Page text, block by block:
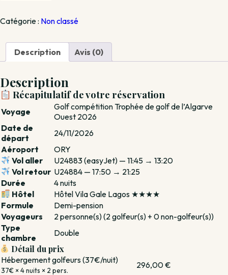
—
compétition
Trophée
golf
de
l’Algarve
Ouest
2026
—
24/11/2026
(Acompte
35%
—
2
pers.)
Catégorie : Non classé
Description Avis (0)
Description
Récapitulatif de votre réservation
Voyage
Golf compétition Trophée de golf de l’Algarve
Ouest 2026
Date de
départ
24/11/2026
Aéroport
ORY
Vol aller
U24883 (easyJet) — 11:45 → 13:20
Vol retour U24884 — 17:50 → 21:25
Durée
4 nuits
Hôtel
Hôtel Vila Gale Lagos ★★★★
Formule
Demi-pension
Voyageurs
2 personne(s) (2 golfeur(s) + 0 non-golfeur(s))
Type
chambre
Double
Détail du prix
Hébergement golfeurs (37€/nuit)
37€ × 4 nuits × 2 pers.
296,00 €